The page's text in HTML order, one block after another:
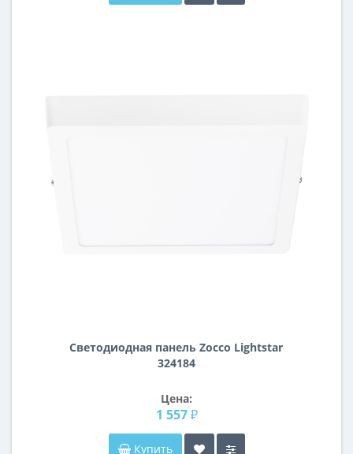
Светодиодная панель Zocco Lightstar
324184
Цена:
1 557 ₽
Купить